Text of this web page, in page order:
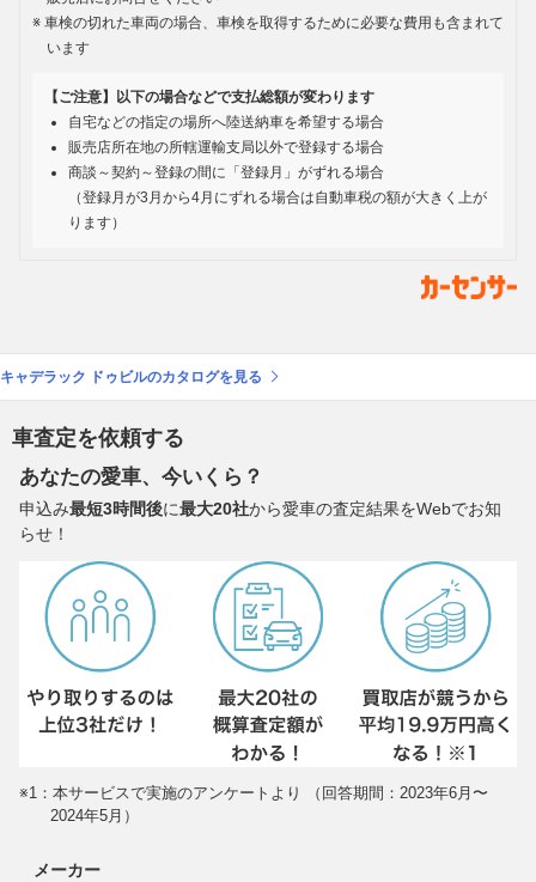
車検の切れた車両の場合、車検を取得するために必要な費用も含まれて
います
【ご注意】以下の場合などで支払総額が変わります
自宅などの指定の場所へ陸送納車を希望する場合
販売店所在地の所轄運輸支局以外で登録する場合
商談～契約～登録の間に「登録月」がずれる場合
（登録月が3月から4月にずれる場合は自動車税の額が大きく上が
ります）
キャデラック ドゥビルのカタログを見る
車査定を依頼する
あなたの愛車、今いくら？
申込み最短3時間後に最大20社から愛車の査定結果をWebでお知
らせ！
※1：本サービスで実施のアンケートより （回答期間：2023年6月〜
2024年5月）
メーカー